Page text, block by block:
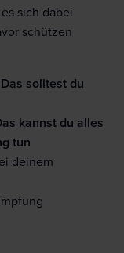
sich dabei
schützen
solltest du
kannst du alles
tun
deinem